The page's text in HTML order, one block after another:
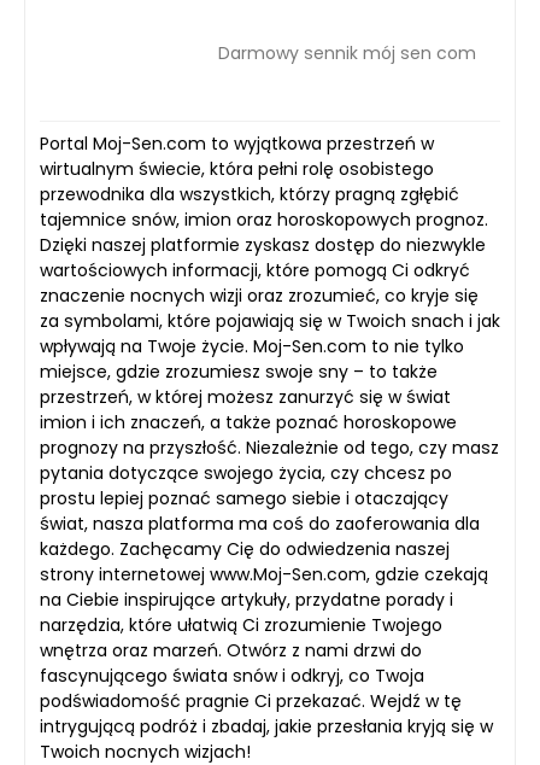
Darmowy sennik mój sen com
Portal Moj-Sen.com to wyjątkowa przestrzeń w
wirtualnym świecie, która pełni rolę osobistego
przewodnika dla wszystkich, którzy pragną zgłębić
tajemnice snów, imion oraz horoskopowych prognoz.
Dzięki naszej platformie zyskasz dostęp do niezwykle
wartościowych informacji, które pomogą Ci odkryć
znaczenie nocnych wizji oraz zrozumieć, co kryje się
za symbolami, które pojawiają się w Twoich snach i jak
wpływają na Twoje życie. Moj-Sen.com to nie tylko
miejsce, gdzie zrozumiesz swoje sny – to także
przestrzeń, w której możesz zanurzyć się w świat
imion i ich znaczeń, a także poznać horoskopowe
prognozy na przyszłość. Niezależnie od tego, czy masz
pytania dotyczące swojego życia, czy chcesz po
prostu lepiej poznać samego siebie i otaczający
świat, nasza platforma ma coś do zaoferowania dla
każdego. Zachęcamy Cię do odwiedzenia naszej
strony internetowej www.Moj-Sen.com, gdzie czekają
na Ciebie inspirujące artykuły, przydatne porady i
narzędzia, które ułatwią Ci zrozumienie Twojego
wnętrza oraz marzeń. Otwórz z nami drzwi do
fascynującego świata snów i odkryj, co Twoja
podświadomość pragnie Ci przekazać. Wejdź w tę
intrygującą podróż i zbadaj, jakie przesłania kryją się w
Twoich nocnych wizjach!